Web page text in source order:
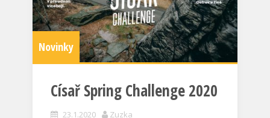
Novinky
Císař Spring Challenge 2020
23.1.2020 Zuzka